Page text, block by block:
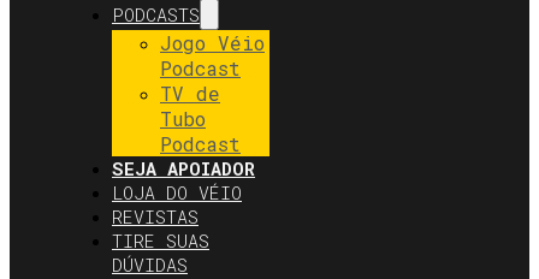
PODCASTS
Jogo Véio
Podcast
TV de
Tubo
Podcast
SEJA APOIADOR
LOJA DO VÉIO
REVISTAS
TIRE SUAS
DÚVIDAS